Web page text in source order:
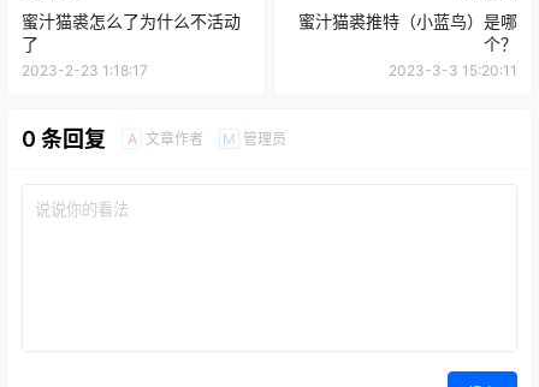
蜜汁猫裘怎么了为什么不活动
了
2023-2-23 1:18:17
蜜汁猫裘推特（小蓝鸟）是哪
个？
2023-3-3 15:20:11
0 条回复 A 文章作者 M 管理员